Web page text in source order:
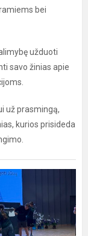
bei
užduoti
savo žinias apie
už prasmingą,
kurios prisideda